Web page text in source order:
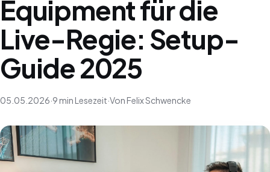
Equipment für die
Live-Regie: Setup-
Guide 2025
05.05.2026·9 min Lesezeit·Von Felix Schwencke